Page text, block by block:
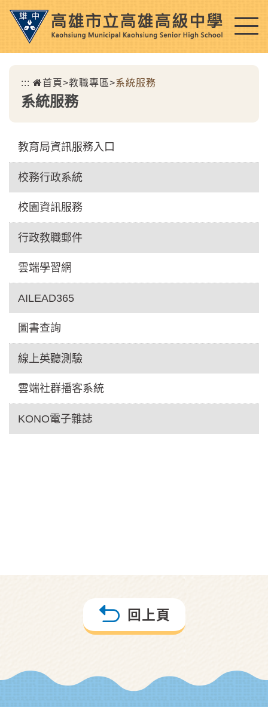
跳
要
系統服務
::: 首頁>教職專區>系統服務
教育局資訊服務入口
校務行政系統
校園資訊服務
行政教職郵件
雲端學習網
AILEAD365
圖書查詢
線上英聽測驗
雲端社群播客系統
KONO電子雜誌
回上頁